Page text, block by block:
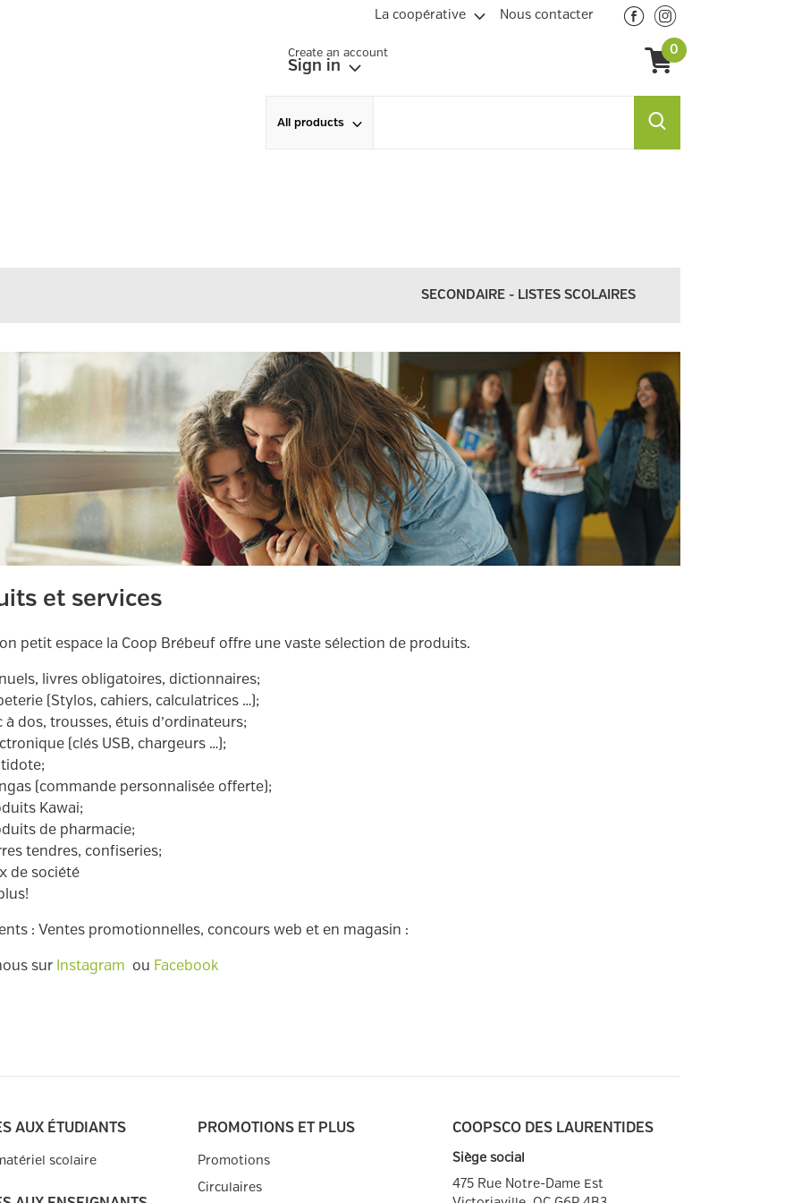
La coopérative Nous contacter
Create an account
Sign in
0
All products
SECONDAIRE - LISTES SCOLAIRES
et services
petit espace la Coop Brébeuf offre une vaste sélection de produits.
livres obligatoires, dictionnaires;
(Stylos, cahiers, calculatrices …);
à dos, trousses, étuis d’ordinateurs;
(clés USB, chargeurs …);
(commande personnalisée offerte);
Kawai;
de pharmacie;
tendres, confiseries;
de société
: Ventes promotionnelles, concours web et en magasin :
sur Instagram ou Facebook
AUX ÉTUDIANTS
scolaire
PROMOTIONS ET PLUS
Promotions
Circulaires
COOPSCO DES LAURENTIDES
Siège social
475 Rue Notre-Dame Est